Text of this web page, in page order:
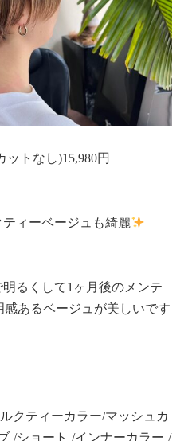
トなし)15,980円
ィーベージュも綺麗
るくして1ヶ月後のメンテ
感あるベージュが美しいです
クティーカラー/マッシュカ
/ショート /インナーカラー /